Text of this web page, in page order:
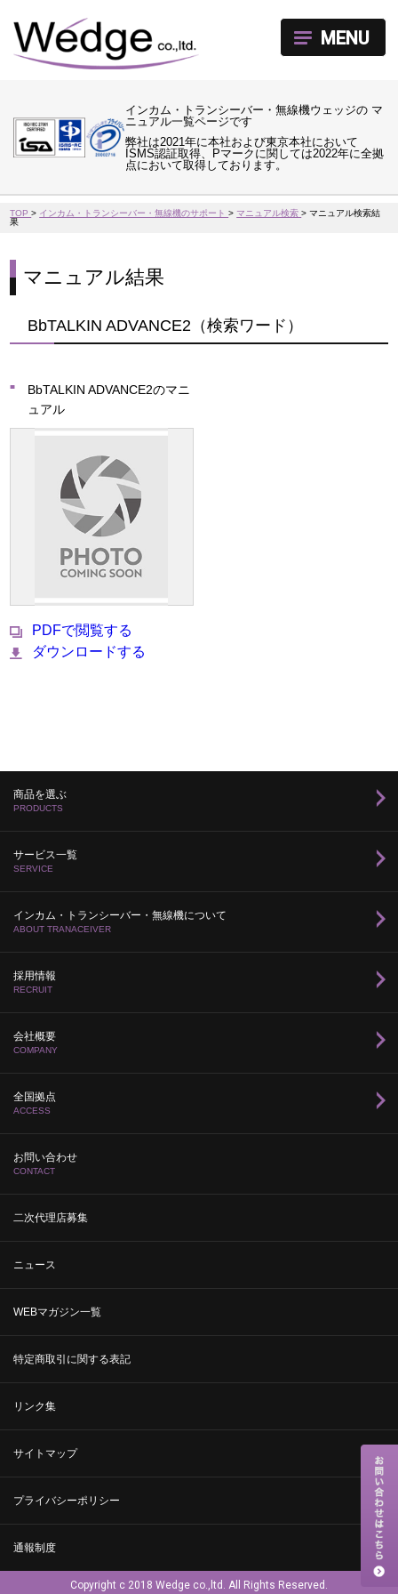
インカム・トランシーバー・無線機ウェッジの マ
ニュアル一覧ページです
弊社は2021年に本社および東京本社において
ISMS認証取得、Pマークに関しては2022年に全拠
点において取得しております。
MENU
TOP> インカム・トランシーバー・無線機のサポート>マニュアル検索>マニュアル検索結
果
マニュアル結果
BbTALKIN ADVANCE2（検索ワード）
BbTALKIN ADVANCE2のマニ
ュアル
PDFで閲覧する
ダウンロードする
商品を選ぶ
PRODUCTS
サービス一覧
SERVICE
インカム・トランシーバー・無線機について
ABOUT TRANACEIVER
採用情報
RECRUIT
会社概要
COMPANY
全国拠点
ACCESS
お問い合わせ
CONTACT
二次代理店募集
ニュース
WEBマガジン一覧
特定商取引に関する表記
リンク集
サイトマップ
プライバシーポリシー
通報制度
Copyright c 2018 Wedge co.,ltd. All Rights Reserved.